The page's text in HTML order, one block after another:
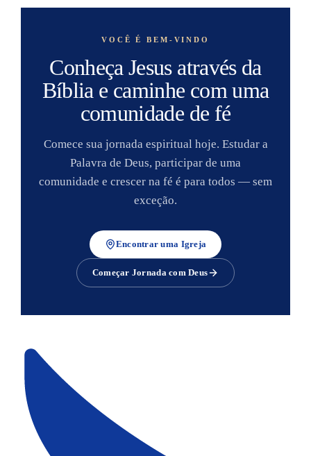
VOCÊ É BEM-VINDO
Conheça Jesus através da
Bíblia e caminhe com uma
comunidade de fé
Comece sua jornada espiritual hoje. Estudar a
Palavra de Deus, participar de uma
comunidade e crescer na fé é para todos — sem
exceção.
Encontrar uma Igreja
Começar Jornada com Deus